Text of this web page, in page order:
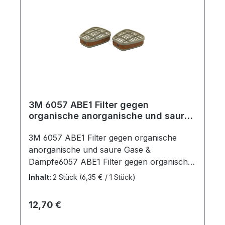
3M 6057 ABE1 Filter gegen
organische anorganische und saure
3M 6057 ABE1 Filter gegen organische
anorganische und saure Gase &
Dämpfe6057 ABE1 Filter gegen organische,
anorganische und saure Gase und
gegen organische, anorganische und saure
Inhalt: 2 Stück (6,35 € / 1 Stück)
Regulärer Preis:
12,70 €